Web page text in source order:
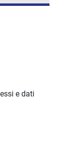
e dati